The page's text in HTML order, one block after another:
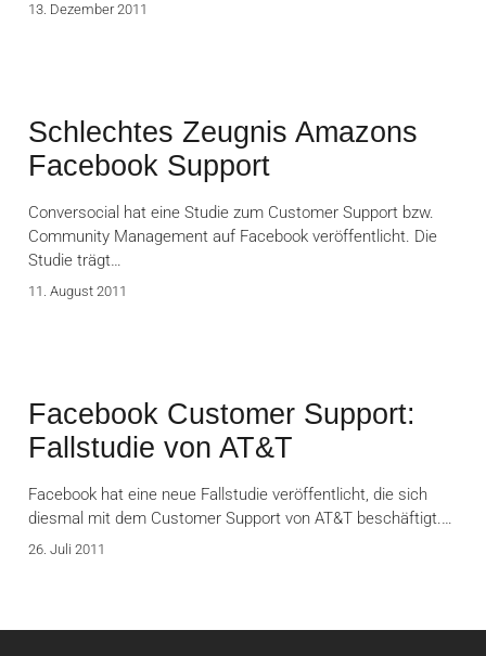
13. Dezember 2011
Schlechtes Zeugnis Amazons
Facebook Support
Conversocial hat eine Studie zum Customer Support bzw.
Community Management auf Facebook veröffentlicht. Die
Studie trägt…
11. August 2011
Facebook Customer Support:
Fallstudie von AT&T
Facebook hat eine neue Fallstudie veröffentlicht, die sich
diesmal mit dem Customer Support von AT&T beschäftigt.…
26. Juli 2011